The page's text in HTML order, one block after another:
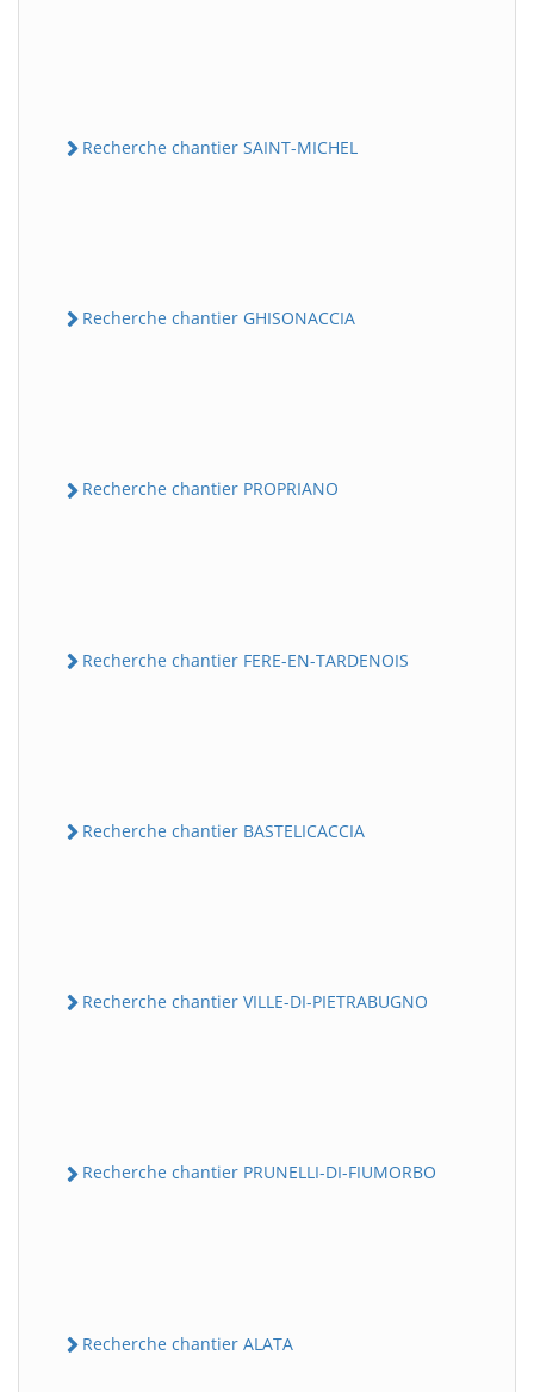
Recherche chantier SAINT-MICHEL
Recherche chantier GHISONACCIA
Recherche chantier PROPRIANO
Recherche chantier FERE-EN-TARDENOIS
Recherche chantier BASTELICACCIA
Recherche chantier VILLE-DI-PIETRABUGNO
Recherche chantier PRUNELLI-DI-FIUMORBO
Recherche chantier ALATA